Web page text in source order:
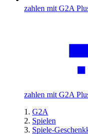
zahlen mit G2A
zahlen mit G2A
G2A
Spielen
Spiele-